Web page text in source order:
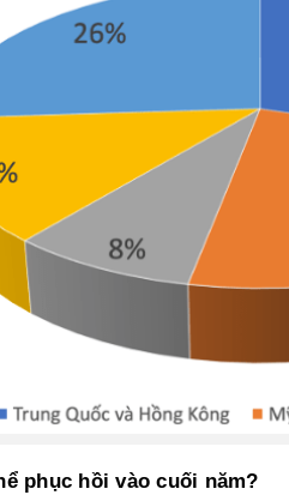
phục hồi vào cuối năm?